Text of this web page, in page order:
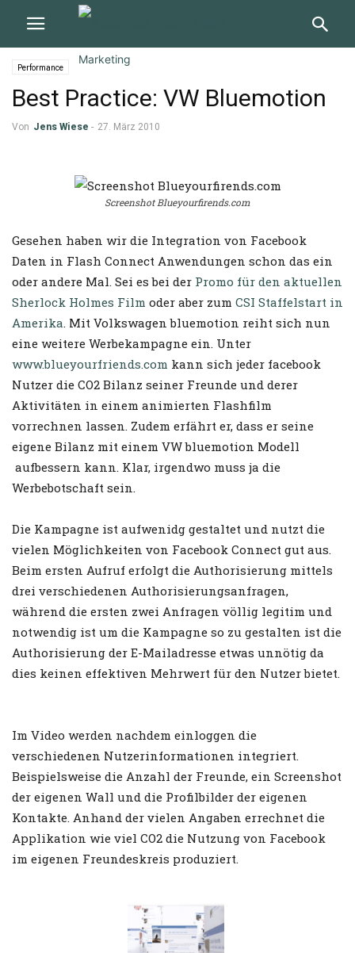
Performance
Best Practice: VW Bluemotion
Von Jens Wiese - 27. März 2010
Screenshot Blueyourfirends.com
Gesehen haben wir die Integration von Facebook
Daten in Flash Connect Anwendungen schon das ein
oder andere Mal. Sei es bei der Promo für den aktuellen
Sherlock Holmes Film oder aber zum CSI Staffelstart in
Amerika. Mit Volkswagen bluemotion reiht sich nun
eine weitere Werbekampagne ein. Unter
www.blueyourfriends.com kann sich jeder facebook
Nutzer die CO2 Bilanz seiner Freunde und derer
Aktivitäten in einem animierten Flashfilm
vorrechnen lassen. Zudem erfährt er, dass er seine
eigene Bilanz mit einem VW bluemotion Modell
aufbessern kann. Klar, irgendwo muss ja die
Werbebotschaft sein.
Die Kampagne ist aufwenidg gestaltet und nutzt die
vielen Möglichkeiten von Facebook Connect gut aus.
Beim ersten Aufruf erfolgt die Authorisierung mittels
drei verschiedenen Authorisierungsanfragen,
während die ersten zwei Anfragen völlig legitim und
notwendig ist um die Kampagne so zu gestalten ist die
Authorisierung der E-Mailadresse etwas unnötig da
dies keinen effektiven Mehrwert für den Nutzer bietet.
Im Video werden nachdem einloggen die
verschiedenen Nutzerinformationen integriert.
Beispielsweise die Anzahl der Freunde, ein Screenshot
der eigenen Wall und die Profilbilder der eigenen
Kontakte. Anhand der vielen Angaben errechnet die
Applikation wie viel CO2 die Nutzung von Facebook
im eigenen Freundeskreis produziert.